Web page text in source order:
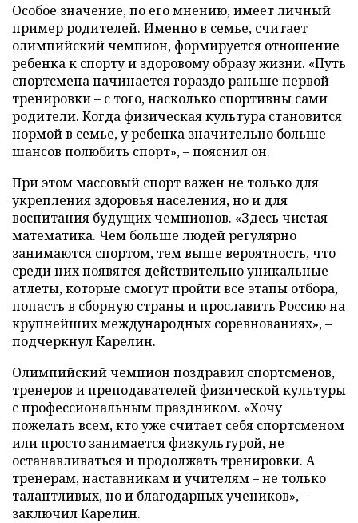
Особое значение, по его мнению, имеет личный
пример родителей. Именно в семье, считает
олимпийский чемпион, формируется отношение
ребенка к спорту и здоровому образу жизни. «Путь
спортсмена начинается гораздо раньше первой
тренировки – с того, насколько спортивны сами
родители. Когда физическая культура становится
нормой в семье, у ребенка значительно больше
шансов полюбить спорт», – пояснил он.
При этом массовый спорт важен не только для
укрепления здоровья населения, но и для
воспитания будущих чемпионов. «Здесь чистая
математика. Чем больше людей регулярно
занимаются спортом, тем выше вероятность, что
среди них появятся действительно уникальные
атлеты, которые смогут пройти все этапы отбора,
попасть в сборную страны и прославить Россию на
крупнейших международных соревнованиях», –
подчеркнул Карелин.
Олимпийский чемпион поздравил спортсменов,
тренеров и преподавателей физической культуры
с профессиональным праздником. «Хочу
пожелать всем, кто уже считает себя спортсменом
или просто занимается физкультурой, не
останавливаться и продолжать тренировки. А
тренерам, наставникам и учителям – не только
талантливых, но и благодарных учеников», –
заключил Карелин.